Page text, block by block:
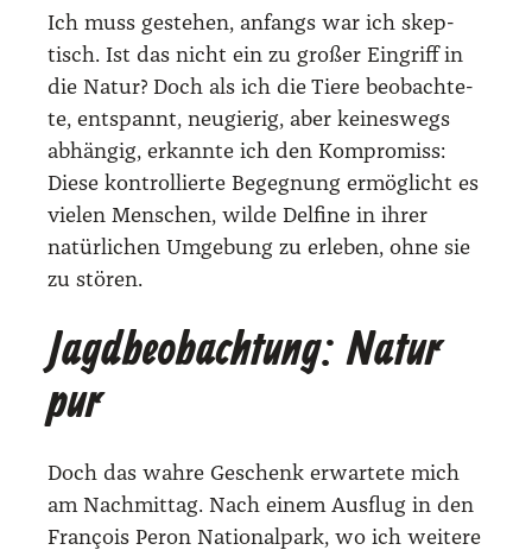
Ich muss geste­hen, anfangs war ich skep­
tisch. Ist das nicht ein zu gro­ßer Ein­griff in
die Natur? Doch als ich die Tie­re beob­ach­te­
te, ent­spannt, neu­gie­rig, aber kei­nes­wegs
abhän­gig, erkann­te ich den Kom­pro­miss:
Die­se kon­trol­lier­te Begeg­nung ermög­licht es
vie­len Men­schen, wil­de Del­fi­ne in ihrer
natür­li­chen Umge­bung zu erle­ben, ohne sie
zu stö­ren.
Jagdbeobachtung: Natur
pur
Doch das wah­re Geschenk erwar­te­te mich
am Nach­mit­tag. Nach einem Aus­flug in den
Fran­çois Peron Natio­nal­park, wo ich wei­te­re